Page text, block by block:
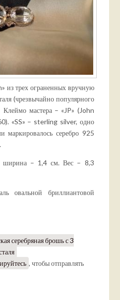
из трех ограненных вручную
(чрезвычайно популярного
Клеймо мастера – «JP» (John
«SS» – sterling silver, одно
маркировалось серебро 925
– 1,4 см. Вес – 8,3
овальной бриллиантовой
серебряная брошь с 3
, чтобы отправлять